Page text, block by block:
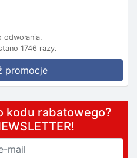
odwołania.
1746 razy.
promocje
kodu rabatowego?